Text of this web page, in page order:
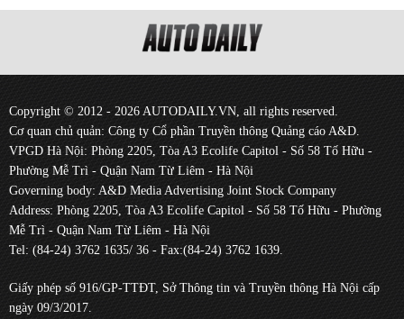
Copyright © 2012 - 2026 AUTODAILY.VN, all rights reserved.
Cơ quan chủ quản: Công ty Cổ phần Truyền thông Quảng cáo A&D.
VPGD Hà Nội: Phòng 2205, Tòa A3 Ecolife Capitol - Số 58 Tố Hữu -
Phường Mễ Trì - Quận Nam Từ Liêm - Hà Nội
Governing body: A&D Media Advertising Joint Stock Company
Address: Phòng 2205, Tòa A3 Ecolife Capitol - Số 58 Tố Hữu - Phường
Mễ Trì - Quận Nam Từ Liêm - Hà Nội
Tel: (84-24) 3762 1635/ 36 - Fax:(84-24) 3762 1639.
Giấy phép số 916/GP-TTĐT, Sở Thông tin và Truyền thông Hà Nội cấp
ngày 09/3/2017.